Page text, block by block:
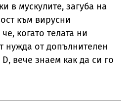
в мускулите, загуба на
към вирусни
когато телата ни
нужда от допълнителен
вече знаем как да си го